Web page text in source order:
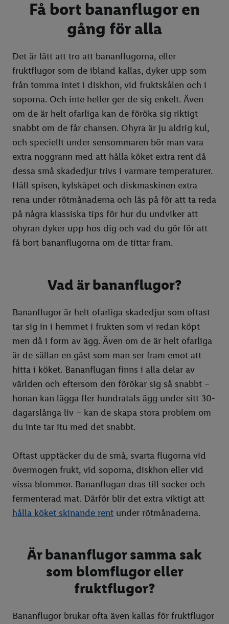
Virala fruktbakelser
Mocktails
Kimchi
Surdeg
Buljong och fond
Plating av mat och desserter
Ekotips
Beräkna mat till buffé
Matoljor
Piffa till färdigrätter
3 snabba recept med morötter
5 matlagningstips
5 snabba recept
Laga mat i micro
Förvara färska kryddor
Rötmånad
Vad kan man laga i en airfryer?
Ätbara växter
Ätbara blommor
Svampguide
Koka ägg
Odla tomater
Odla i pallkrage
Ta hand om gräsmattan
Plantera jordgubbar
Plantera om växter
Kompostering
Rengör utemöbler
Planteringskalender
Odla chili inomhus
Beskära bärbuskar
Beskära rosor
Trädgårdsdesign
Tvätta altan
Jordguide
Bli av med getingar
Höstfixa trädgården
Plantera lök
Odla på nytt
Inreda balkong
Rengör spis & spishäll
Rengör kylskåp
Rengör ugn
Rengör diskmaskin
Rengör skärbräda
Diska rätt
Organisera kylskåpet
Putsa fönster
Putsa silver
Varmluftsugn vs vanlig ugn
Dammsuga
Lufta element
Rengöra sneakers
Garnering
Köksknivar
Dessertuppläggning
Ägghack
Hemmagjord rengöring
Förvara färska kryddor
Organisera kylskåpet
Gör eget te
Få bort intorkade kaffefläckar
⚒️ Verktyg
Elverktyg
Borra i trä
Borrhammare vs. slagborr
Verktygslåda med verktyg
Slipa med sandpapper
Hyvla trä
Få ut plugg ur väggen
💰 Prisvärd mat
Minska matkostnad
Handla i säsong
Matlådor
Matlådor tips
Studentmat
Havregrynsgrötrecept
Mellanmål för barn
Lekar vid middagsbordet
Mat för kräsna barn
Laga middag tillsammans
Veckomeny för barn
🎨 Pyssla med barn
Påskpyssel med barn
Halloweenpyssel med barn
Julpyssel med barn
👵 Husmorstips
Putsa fönster
Rengör duschväggar
Rengör mockaskor
Smörj skinnsoffa
Rengör spis & spishäll
Rengör ugn
Få bort bananflugor
Få bort intorkade kaffefläckar
Stopp i handfatet
🏕️ Uteliv
Skogens skafferi
Ätbara växter
Ätbara blommor
Svampguide
Torka svamp
Grilltips
Grillhacks
🎉 Högtider & temadagar
Fettisdagen
Alla hjärtans dag
Våffeldagen
Påskmat lista
Påskpyssel med barn
Mors dag
Midsommar
Midsommarmat lista
Midsommarkrans
Kanelbullens dag
Få bort bananflugor en
gång för alla
Det är lätt att tro att bananflugorna, eller
fruktflugor som de ibland kallas, dyker upp som
från tomma intet i diskhon, vid fruktskålen och i
soporna. Och inte heller ger de sig enkelt. Även
om de är helt ofarliga kan de föröka sig riktigt
snabbt om de får chansen. Ohyra är ju aldrig kul,
och speciellt under sensommaren bör man vara
extra noggrann med att hålla köket extra rent då
dessa små skadedjur trivs i varmare temperaturer.
Håll spisen, kylskåpet och diskmaskinen extra
rena under rötmånaderna och läs på för att ta reda
på några klassiska tips för hur du undviker att
ohyran dyker upp hos dig och vad du gör för att
få bort bananflugorna om de tittar fram.
Vad är bananflugor?
Bananflugor är helt ofarliga skadedjur som oftast
tar sig in i hemmet i frukten som vi redan köpt
men då i form av ägg. Även om de är helt ofarliga
är de sällan en gäst som man ser fram emot att
hitta i köket. Bananflugan finns i alla delar av
världen och eftersom den förökar sig så snabbt –
honan kan lägga fler hundratals ägg under sitt 30-
dagarslånga liv – kan de skapa stora problem om
du inte tar itu med det snabbt.
Oftast upptäcker du de små, svarta flugorna vid
övermogen frukt, vid soporna, diskhon eller vid
vissa blommor. Bananflugan dras till socker och
fermenterad mat. Därför blir det extra viktigt att
hålla köket skinande rent under rötmånaderna.
Är bananflugor samma sak
som blomflugor eller
fruktflugor?
Bananflugor brukar ofta även kallas för fruktflugor